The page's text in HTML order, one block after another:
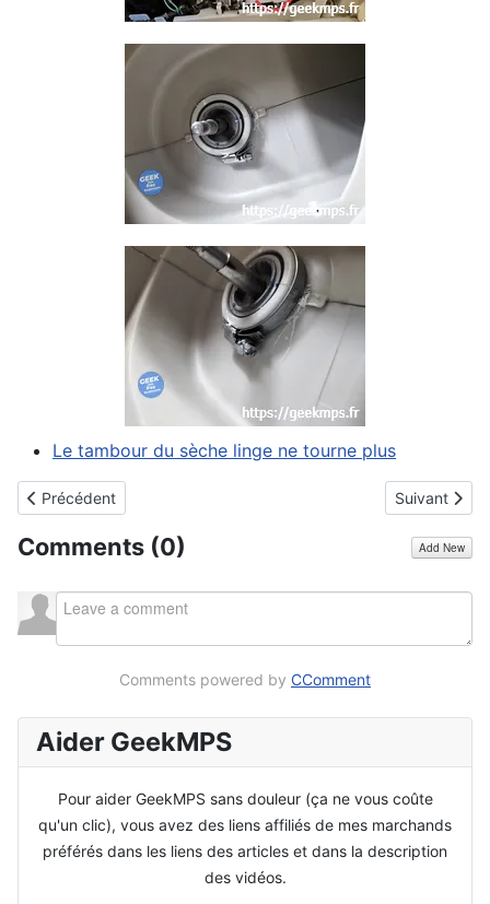
Le tambour du sèche linge ne tourne plus
Article précédent : Economiser ses piles d'appareil
Précédent Article
Suivant
Comments (0) Add New
Comments powered by CComment
Aider GeekMPS
Pour aider GeekMPS sans douleur (ça ne vous coûte
qu'un clic), vous avez des liens affiliés de mes marchands
préférés dans les liens des articles et dans la description
des vidéos.